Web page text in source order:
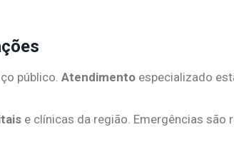
público. Atendimento especializado
e clínicas da região. Emergências são